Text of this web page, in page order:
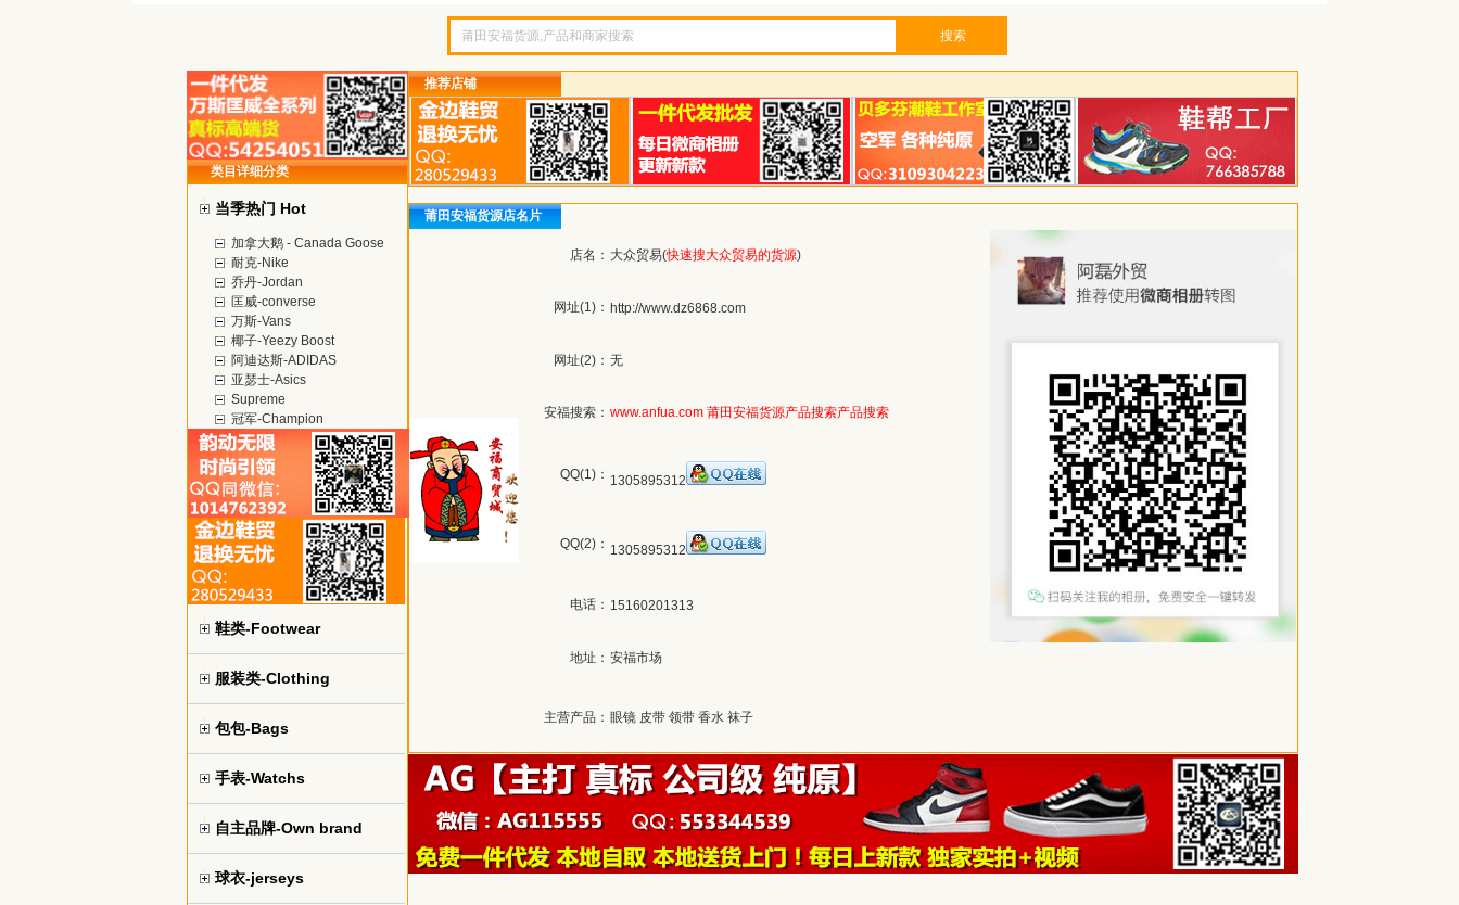
搜索
类目详细分类
当季热门 Hot
加拿大鹅 - Canada Goose
耐克-Nike
乔丹-Jordan
匡威-converse
万斯-Vans
椰子-Yeezy Boost
阿迪达斯-ADIDAS
亚瑟士-Asics
Supreme
冠军-Champion
鞋类-Footwear
服装类-Clothing
包包-Bags
手表-Watchs
自主品牌-Own brand
球衣-jerseys
推荐店铺
莆田安福货源店名片
店名： 大众贸易(快速搜大众贸易的货源)
网址(1)： http://www.dz6868.com
网址(2)： 无
安福搜索： www.anfua.com 莆田安福货源产品搜索产品搜索
QQ(1)： 1305895312
QQ(2)： 1305895312
电话： 15160201313
地址： 安福市场
主营产品： 眼镜 皮带 领带 香水 袜子